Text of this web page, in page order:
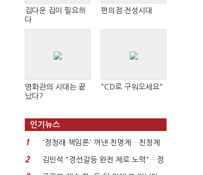
집다운 집이 필요하
다
편의점 전성시대
영화관의 시대는 끝
났다?
"CD로 구워오세요"
인기뉴스
1
'정청래 책임론' 꺼낸 친명계…친청계
는 추가투표 때리기...
2
김민석 "경선갈등 완전 제로 노력"…정
청래 "반명 공세 사...